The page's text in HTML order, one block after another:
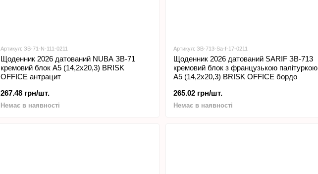
Артикул: ЗВ-71-N-111-0211
Щоденник 2026 датований NUBA ЗВ-71
кремовий блок А5 (14,2х20,3) BRISK
OFFICE антрацит
267.48 грн/шт.
Немає в наявності
Артикул: ЗВ-713-Sa-f-17-0211
Щоденник 2026 датований SARIF ЗВ-713
кремовий блок з французькою палітуркою
А5 (14,2х20,3) BRISK OFFICE бордо
265.02 грн/шт.
Немає в наявності